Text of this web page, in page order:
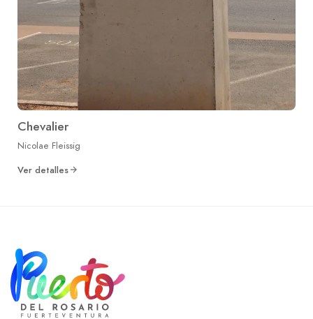
Chevalier
Nicolae Fleissig
Ver detalles